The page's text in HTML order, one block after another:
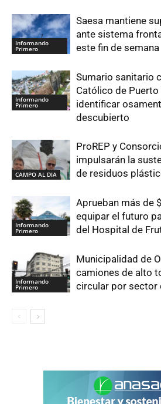
Informando
Primero
Saesa mantiene
ante sistema
este fin de semana
Informando
Primero
Sumario sanitario
Católico de
identificar
descubierto
CAMPO AL DIA
ProREP y
impulsarán la
de residuos
Informando
Primero
Aprueban más de
equipar el futuro
del Hospital de
Informando
Primero
Municipalidad de
camiones de alto
circular por sector